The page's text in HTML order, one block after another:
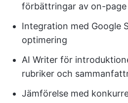
förbättringar av on-page
Integration med Google
optimering
AI Writer för
rubriker och
Jämförelse med